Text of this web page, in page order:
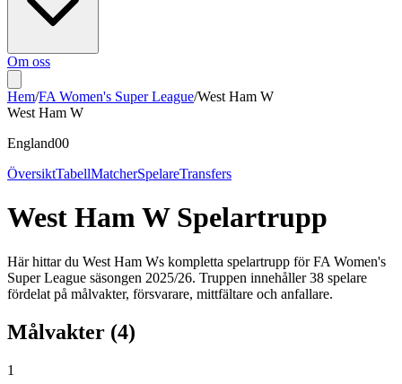
Om oss
Hem/FA Women's Super League/West Ham W
West Ham W
England00
ÖversiktTabellMatcherSpelareTransfers
West Ham WSpelartrupp
Här hittar du West Ham Ws kompletta spelartrupp förFA Women's
Super League säsongen 2025/26. Truppen innehåller38 spelare
fördelat på målvakter, försvarare, mittfältare och anfallare.
Målvakter (4)
1